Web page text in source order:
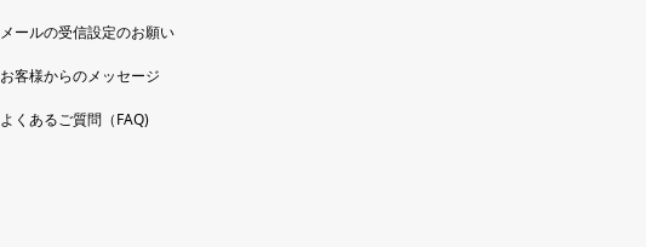
メールの受信設定のお願い
お客様からのメッセージ
よくあるご質問（FAQ)